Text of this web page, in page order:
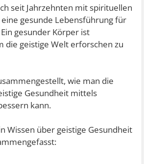
seit Jahrzehnten mit spirituellen
gesunde Lebensführung für
gesunder Körper ist
die geistige Welt erforschen zu
wie man die
Gesundheit mittels
kann.
Wissen über geistige Gesundheit